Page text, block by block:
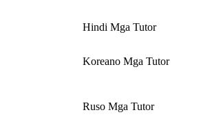
Hindi Mga Tutor
Koreano Mga Tutor
Ruso Mga Tutor